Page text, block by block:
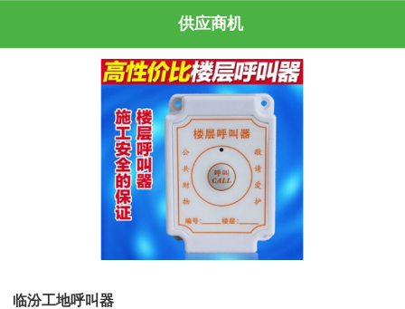
供应商机
临汾工地呼叫器